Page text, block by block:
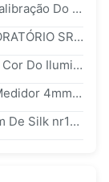
Localização Manual Da Iluminação Da Calibração Do Colorímetro cr1 Da Abertura Silk De D/8 8mm
AMOR Hunter Lab Colorimeter Do LABORATÓRIO SRGB XYZ Do Caçador Do LABORATÓRIO LCH Do CIE Do Colorímetro De cr2 Silk
Equipamento De Testes Do Medidor Da Cor Do Iluminante Do Colorímetro d65 De nr100 Silk
Abertura Portátil CIE Lab For Paint Do Medidor 4mm Da Cor De USB Silk nr100
Abertura Handheld Do Colorímetro 8mm De Silk nr100 CIE 10°